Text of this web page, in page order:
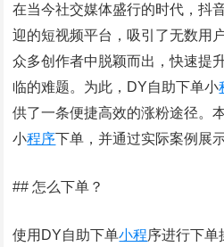
在当今社交媒体盛行的时代，抖
迎的短视频平台，吸引了无数用
众多创作者中脱颖而出，快速提
临的难题。为此，DY自助下单小
供了一条便捷高效的涨粉途径。
小程序下单，并通过实际案例展
## 怎么下单？
使用DY自助下单小程序进行下单